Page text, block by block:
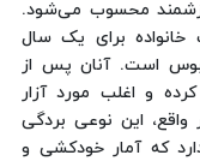
محسوب می‌شود.
یک خانواده برای یک سال
است. آنان پس از
و اغلب مورد آزار
این نوعی بردگی
که آمار خودکشی و